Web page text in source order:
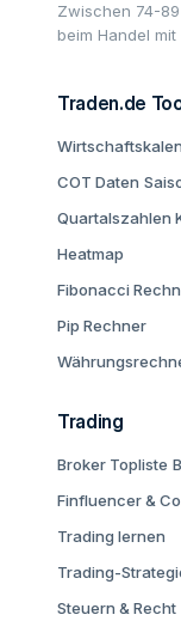
Zwischen 74-
beim Handel mit
Traden.de
COT Daten
Quartalszahlen
Heatmap
Fibonacci
Pip Rechner
Trading
Broker Topliste
Finfluencer &
Trading lernen
Trading-
Steuern & Recht